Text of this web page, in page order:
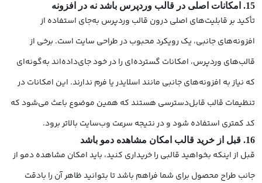
15. امکانات اصلی در قالب وردپرس باشد نه در افزونه
تأکید بر قابلیت‌های اصلی درون قالب وردپرس به‌جای استفاده از
افزونه‌های جانبی، یک رویکرد محبوب در طراحی سایت است. برخی از
قالب‌های وردپرس، امکانات گسترده‌ای را در خود جای‌داده‌اند به‌گونه‌ای
که نیاز به افزونه‌های جانبی مانند اسلایدر یا فرم ندارند. این امکانات در
تنظیمات قالب قابل‌دسترسی هستند که همین موضوع باعث می‌شود که
کد کمتری استفاده شود و در نتیجه سرعت وب‌سایت بالاتر برود.
16. قبل از خرید قالب امکان مشاهده دمو باشد
قبل از اینکه بخواهید قالبی را خریداری کنید، باید امکان مشاهده دمو از
جانب طراح محصول برای شما فراهم باشد تا بتوانید ظاهر آن را بادقت